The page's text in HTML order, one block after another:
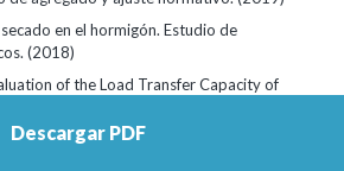
en el hormigón. Estudio de
(2018)
of the Load Transfer Capacity of
Descargar PDF